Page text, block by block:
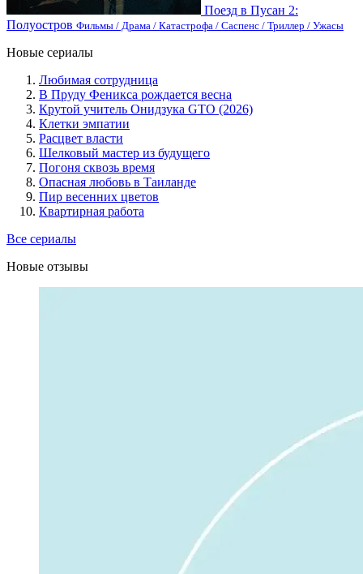
Поезд в Пусан 2:
Полуостров Фильмы / Драма / Катастрофа / Саспенс / Триллер / Ужасы
Новые сериалы
Любимая сотрудница
В Пруду Феникса рождается весна
Крутой учитель Онидзука GTO (2026)
Клетки эмпатии
Расцвет власти
Шелковый мастер из будущего
Погоня сквозь время
Опасная любовь в Таиланде
Пир весенних цветов
Квартирная работа
Все сериалы
Новые отзывы